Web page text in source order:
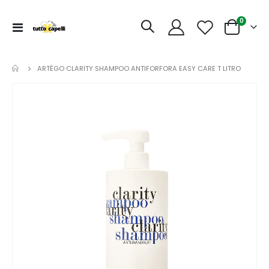
Toggle
Cart
0articoli
ARTÈGO CLARITY SHAMPOO ANTIFORFORA EASY CARE T LITRO